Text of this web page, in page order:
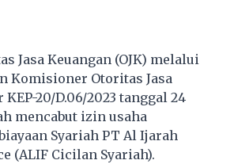
Jasa Keuangan (OJK) melalui
Komisioner Otoritas Jasa
20/D.06/2023 tanggal 24
mencabut izin usaha
Syariah PT ​Al Ijarah
(ALIF Cicilan Syariah).